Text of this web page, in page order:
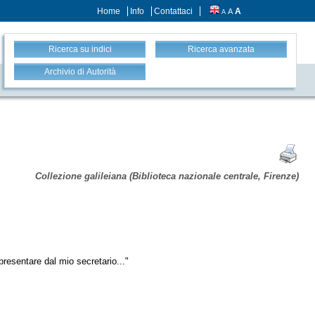
Home Info Contattaci A A A
Ricerca su indici Ricerca avanzata
Archivio di Autorità